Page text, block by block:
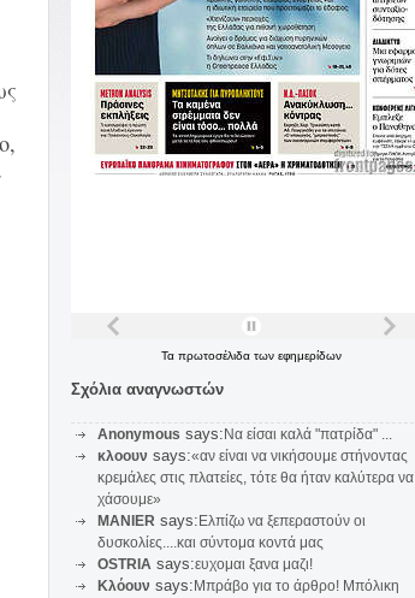
Τα πρωτοσέλιδα των εφημερίδων
Σχόλια αναγνωστών
Anonymous says: Να είσαι καλά "πατρίδα" ...
κλοουν says:«αν είναι να νικήσουμε στήνοντας
κρεμάλες στις πλατείες, τότε θα ήταν καλύτερα να
χάσουμε»
MANIER says: Ελπίζω να ξεπεραστούν οι
δυσκολίες....και σύντομα κοντά μας
OSTRIA says:ευχομαι ξανα μαζι!
Κλόουν says: Μπράβο για το άρθρο! Μπόλικη